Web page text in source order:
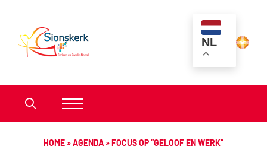
NL
HOME »AGENDA »FOCUS OP “GELOOF EN WERK”